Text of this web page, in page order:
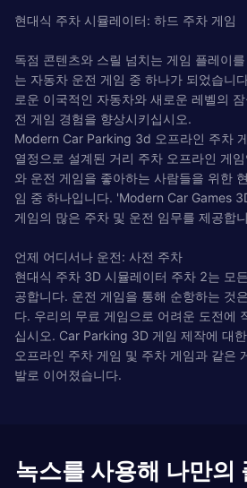
현대식 주차 시뮬레이터: 하드 주차 게임
독점 콘텐츠와 스릴 넘치는 게임 플레이
는 자동차 운전 게임 중 하나가 되었습니
로운 이국적인 자동차와 새로운 레벨의
전 게임 경험을 향상시키십시오.
Modern Car Parking 3d 오프라인 주차
열정으로 설계된 거리 주차 오프라인 게
와 운전 게임을 좋아하는 사람들을 위한
임 중 하나입니다. 'Modern Car Games
게임의 많은 주차 및 운전 임무를 제공합
언제 어디서나 운전: 사전 주차
현대식 주차 3D 시뮬레이터 주차 2는 모
공합니다. 운전 게임을 통해 순항하는 것
다. 우리의 무료 게임으로 어려운 도전에
십시오. Car Parking 3D 게임 제작에 대
오프라인 주차 게임 및 주차 게임과 같은
발로 이어졌습니다.
녹스를 사용해 나만의